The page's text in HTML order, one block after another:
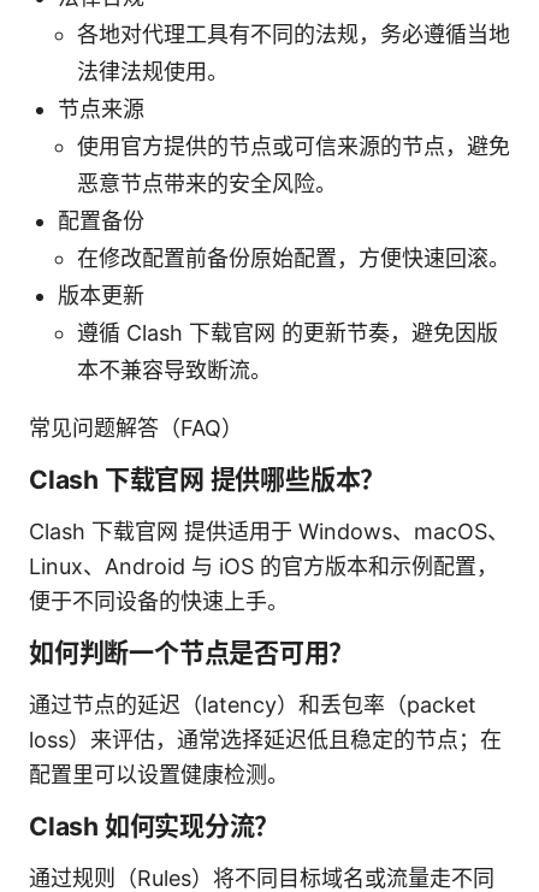
各地对代理工具有不同的法规，务必遵循当地
法律法规使用。
节点来源
使用官方提供的节点或可信来源的节点，避免
恶意节点带来的安全风险。
配置备份
在修改配置前备份原始配置，方便快速回滚。
版本更新
遵循 Clash 下载官网 的更新节奏，避免因版
本不兼容导致断流。
常见问题解答（FAQ）
Clash 下载官网 提供哪些版本？
Clash 下载官网 提供适用于 Windows、macOS、
Linux、Android 与 iOS 的官方版本和示例配置，
便于不同设备的快速上手。
如何判断一个节点是否可用？
通过节点的延迟（latency）和丢包率（packet
loss）来评估，通常选择延迟低且稳定的节点；在
配置里可以设置健康检测。
Clash 如何实现分流？
通过规则（Rules）将不同目标域名或流量走不同